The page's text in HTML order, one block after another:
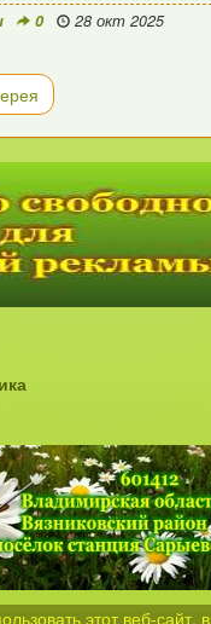
этот веб-сайт,
0 28 окт 2025